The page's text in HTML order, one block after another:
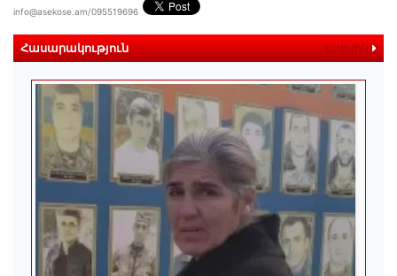
info@asekose.am/095519696
Հասարակություն ավելին